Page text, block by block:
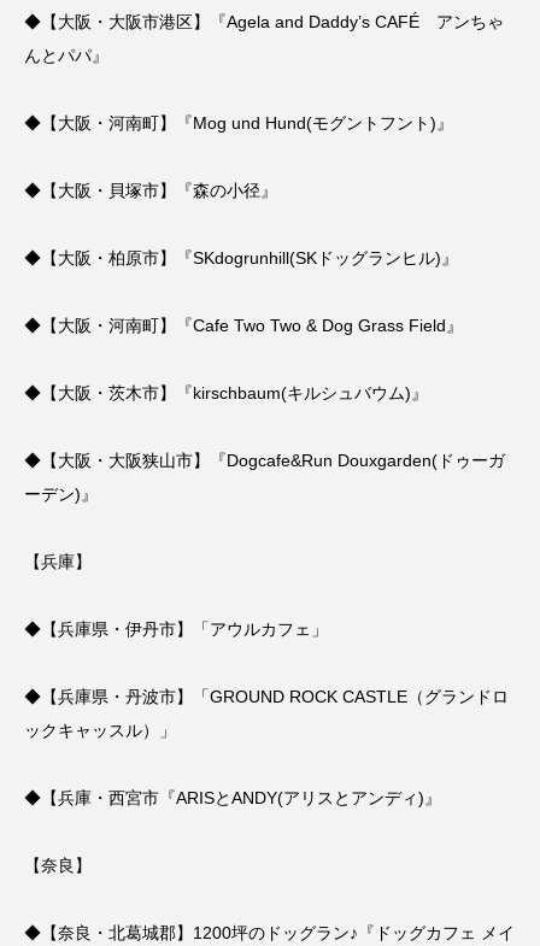
◆ 【大阪・大阪市港区】『Agela and Daddy’s CAFÉ アンちゃ
んとパパ』
◆ 【大阪・河南町】『Mog und Hund(モグントフント)』
◆ 【大阪・貝塚市】『森の小径』
◆ 【大阪・柏原市】『SKdogrunhill(SKドッグランヒル)』
◆ 【大阪・河南町】『Cafe Two Two & Dog Grass Field』
◆ 【大阪・茨木市】『kirschbaum(キルシュバウム)』
◆ 【大阪・大阪狭山市】『Dogcafe&Run Douxgarden(ドゥーガ
ーデン)』
【兵庫】
◆ 【兵庫県・伊丹市】「アウルカフェ」
◆【兵庫県・丹波市】「GROUND ROCK CASTLE（グランドロ
ックキャッスル）」
◆ 【兵庫・西宮市『ARISとANDY(アリスとアンディ)』
【奈良】
◆ 【奈良・北葛城郡】1200坪のドッグラン♪『ドッグカフェ メイ